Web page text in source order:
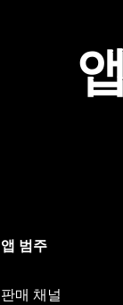
앱 범주
판매 채널